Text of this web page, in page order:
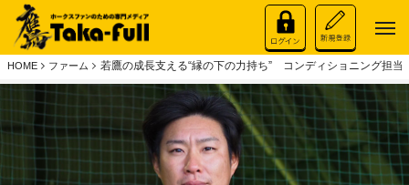
HOME ファーム 若鷹の成長支える“縁の下の力持ち” コンディショニング担当